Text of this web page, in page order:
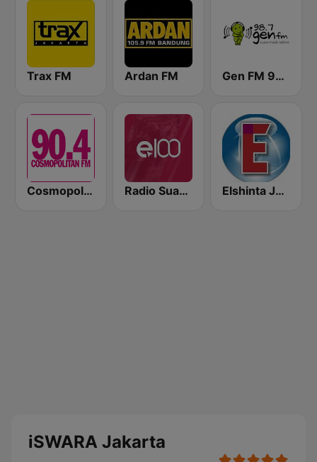
Trax FM Ardan FM Gen FM 98.7
Cosmopolitan FM Radio Suara Surabaya Elshinta Jakarta
iSWARA Jakarta